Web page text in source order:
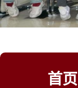
首页